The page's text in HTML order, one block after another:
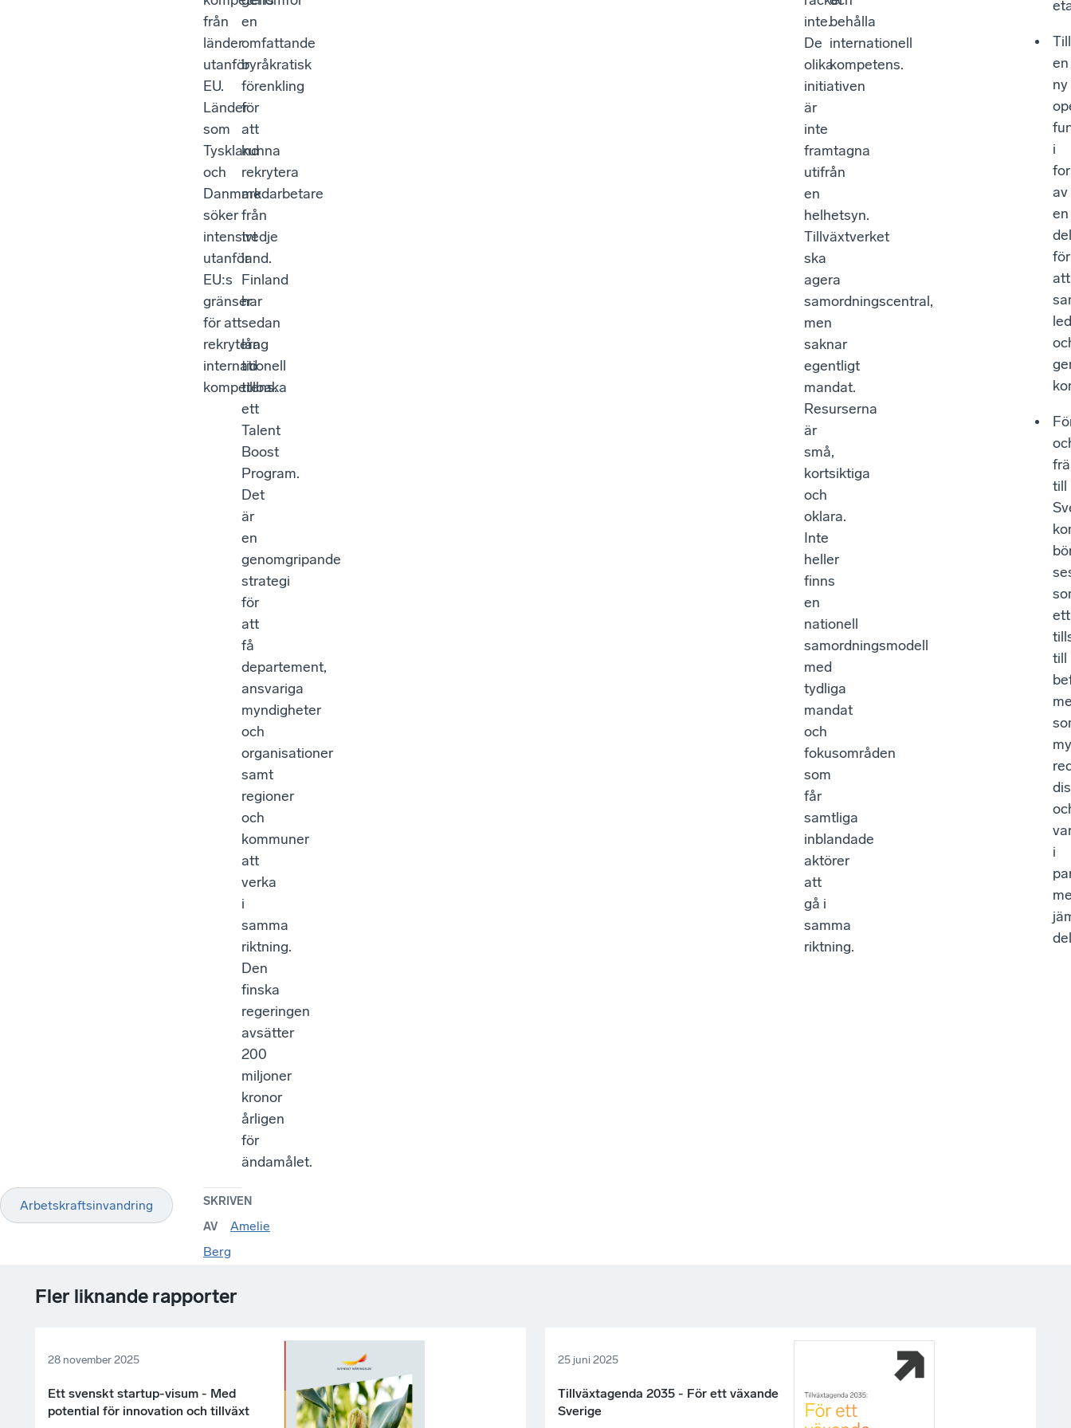
från
länder
utanför
EU.
Länder
som
Tyskland
och
Danmark
söker
intensivt
utanför
EU:s
gränser
för att
rekrytera
internationell
kompetens.
en
omfattande
byråkratisk
förenkling
för
att
kunna
rekrytera
medarbetare
från
tredje
land.
Finland
har
sedan
lång
tid
tillbaka
ett
Talent
Boost
Program.
Det
är
en
genomgripande
strategi
för
att
få
departement,
ansvariga
myndigheter
och
organisationer
samt
regioner
och
kommuner
att
verka
i
samma
riktning.
Den
finska
regeringen
avsätter
200
miljoner
kronor
årligen
för
ändamålet.
inte.
De
olika
initiativen
är
inte
framtagna
utifrån
en
helhetsyn.
Tillväxtverket
ska
agera
samordningscentral,
men
saknar
egentligt
mandat.
Resurserna
är
små,
kortsiktiga
och
oklara.
Inte
heller
finns
en
nationell
samordningsmodell
med
tydliga
mandat
och
fokusområden
som
får
samtliga
inblandade
aktörer
att
gå i
samma
riktning.
behålla
internationell
kompetens.
en
ny
i
av
en
för
att
till
ett
till
i
Arbetskraftsinvandring
SKRIVEN
AV
Amelie
Berg
Fler liknande rapporter
28 november 2025
Ett svenskt startup-visum - Med
potential för innovation och tillväxt
25 juni 2025
Tillväxtagenda 2035 - För ett växande
Sverige